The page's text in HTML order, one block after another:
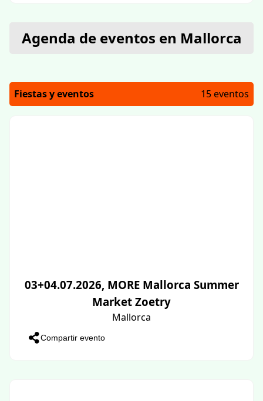
Agenda de eventos en Mallorca
Fiestas y eventos 15 eventos
03+04.07.2026, MORE Mallorca Summer
Market Zoetry
Mallorca
Compartir evento